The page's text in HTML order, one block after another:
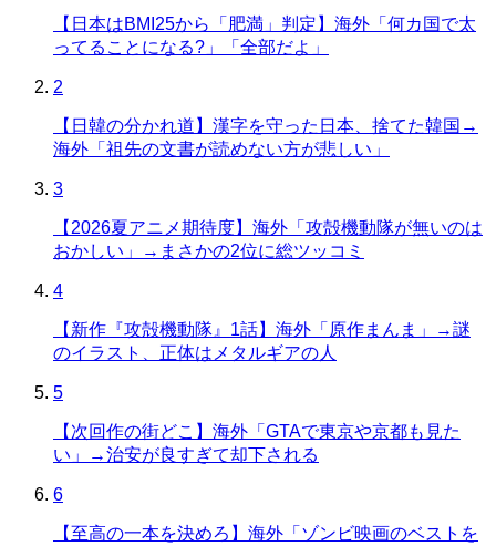
【日本はBMI25から「肥満」判定】海外「何カ国で太
ってることになる?」「全部だよ」
2
【日韓の分かれ道】漢字を守った日本、捨てた韓国→
海外「祖先の文書が読めない方が悲しい」
3
【2026夏アニメ期待度】海外「攻殻機動隊が無いのは
おかしい」→まさかの2位に総ツッコミ
4
【新作『攻殻機動隊』1話】海外「原作まんま」→謎
のイラスト、正体はメタルギアの人
5
【次回作の街どこ】海外「GTAで東京や京都も見た
い」→治安が良すぎて却下される
6
【至高の一本を決めろ】海外「ゾンビ映画のベストを